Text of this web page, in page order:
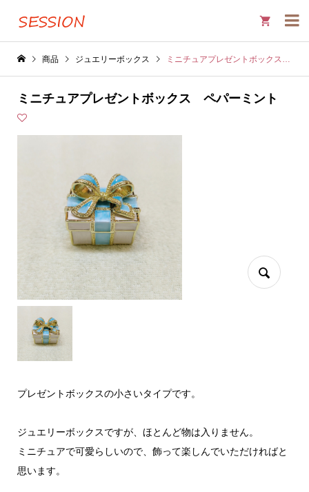

商品 ジュエリーボックス ミニチュアプレゼントボックス ペパーミント
ミニチュアプレゼントボックス ペパーミント
プレゼントボックスの小さいタイプです。
ジュエリーボックスですが、ほとんど物は入りません。
ミニチュアで可愛らしいので、飾って楽しんでいただければと
思います。